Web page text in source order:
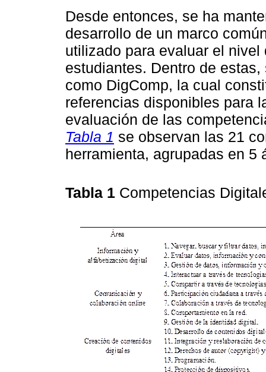
Desde entonces, se ha
desarrollo de un marco
utilizado para evaluar el
estudiantes. Dentro de
como DigComp, la cual
referencias disponibles para
evaluación de las
Tabla 1 se observan las 21
herramienta, agrupadas en 5
Tabla 1 Competencias